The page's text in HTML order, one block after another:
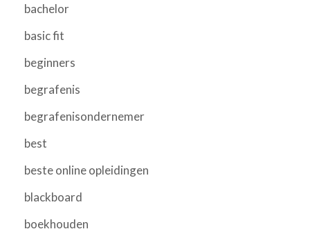
bachelor
basic fit
beginners
begrafenis
begrafenisondernemer
best
beste online opleidingen
blackboard
boekhouden